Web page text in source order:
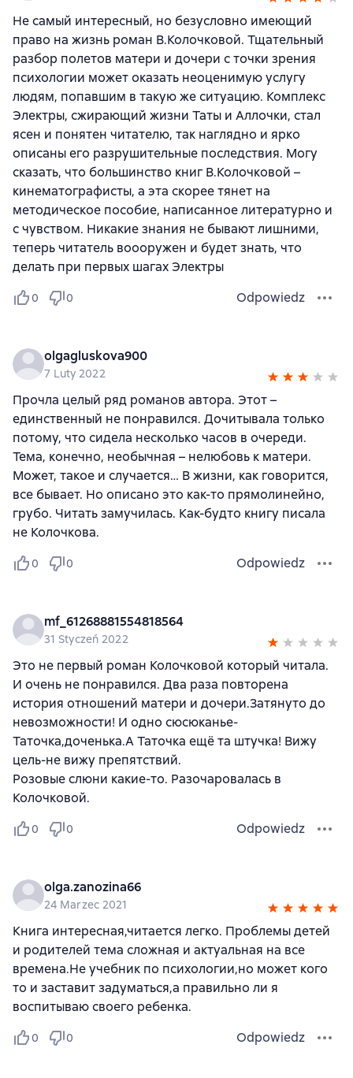
Не самый интересный, но безусловно имеющий
право на жизнь роман В.Колочковой. Тщательный
разбор полетов матери и дочери с точки зрения
психологии может оказать неоценимую услугу
людям, попавшим в такую же ситуацию. Комплекс
Электры, сжирающий жизни Таты и Аллочки, стал
ясен и понятен читателю, так наглядно и ярко
описаны его разрушительные последствия. Могу
сказать, что большинство книг В.Колочковой –
кинематографисты, а эта скорее тянет на
методическое пособие, написанное литературно и
с чувством. Никакие знания не бывают лишними,
теперь читатель воооружен и будет знать, что
делать при первых шагах Электры
0 0 Odpowiedz
olgagluskova900
7 Luty 2022
Прочла целый ряд романов автора. Этот –
единственный не понравился. Дочитывала только
потому, что сидела несколько часов в очереди.
Тема, конечно, необычная – нелюбовь к матери.
Может, такое и случается… В жизни, как говорится,
все бывает. Но описано это как-то прямолинейно,
грубо. Читать замучилась. Как-будто книгу писала
не Колочкова.
0 0 Odpowiedz
mf_61268881554818564
31 Styczeń 2022
Это не первый роман Колочковой который читала.
И очень не понравился. Два раза повторена
история отношений матери и дочери.Затянуто до
невозможности! И одно сюсюканье-
Таточка,доченька.А Таточка ещё та штучка! Вижу
цель-не вижу препятствий.
Розовые слюни какие-то. Разочаровалась в
Колочковой.
0 0 Odpowiedz
olga.zanozina66
24 Marzec 2021
Книга интересная,читается легко. Проблемы детей
и родителей тема сложная и актуальная на все
времена.Не учебник по психологии,но может кого
то и заставит задуматься,а правильно ли я
воспитываю своего ребенка.
0 0 Odpowiedz